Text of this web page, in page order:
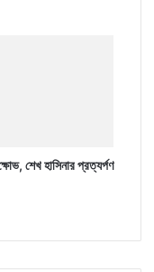
শেখ হাসিনার প্রত্যর্পণ